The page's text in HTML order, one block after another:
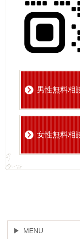
男性無料相
女性無料相
MENU